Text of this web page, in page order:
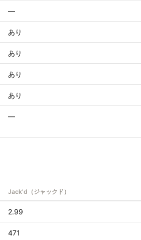
—
あり
あり
あり
あり
—
Jack'd（ジャックド）
2.99
471